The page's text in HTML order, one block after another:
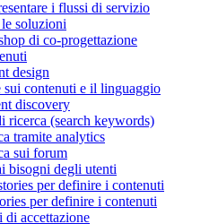
i flussi di servizio
soluzioni
di co-progettazione
design
sui contenuti e il linguaggio
discovery
ricerca (search keywords)
tramite analytics
sui forum
bisogni degli utenti
per definire i contenuti
per definire i contenuti
di accettazione